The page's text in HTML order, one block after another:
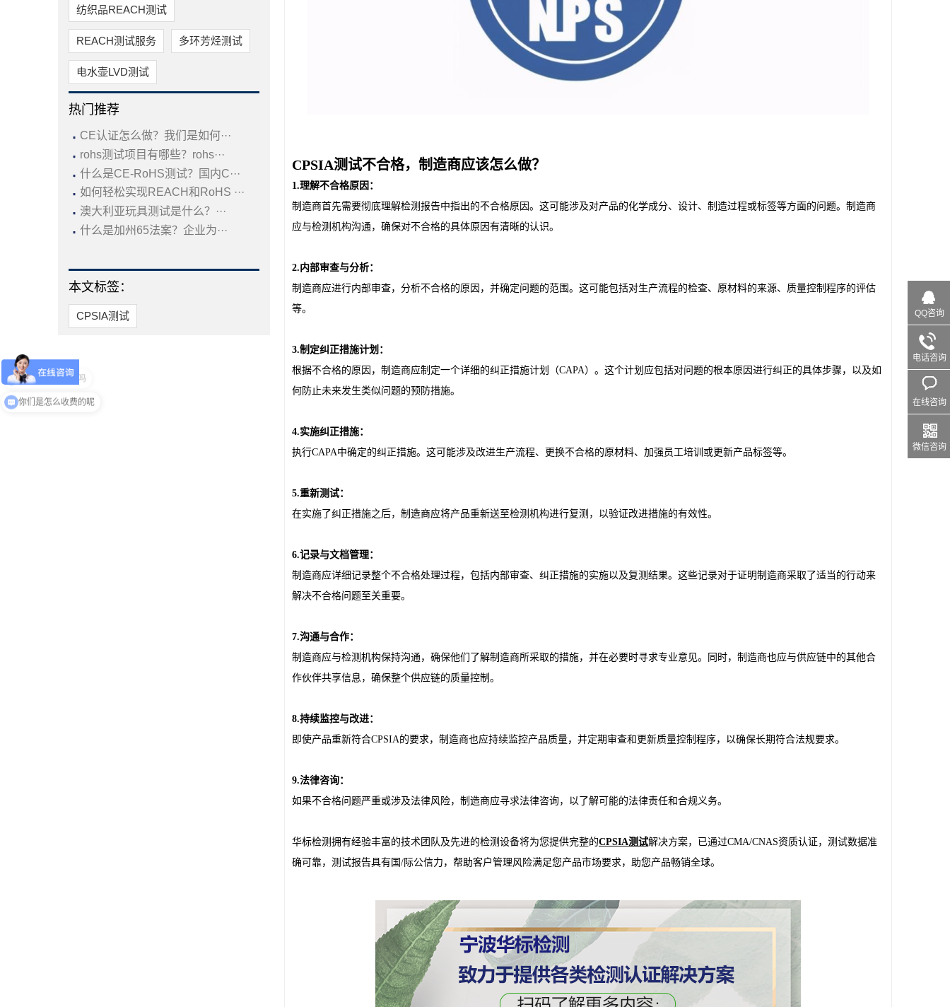
纺织品REACH测试
REACH测试服务 多环芳烃测试
电水壶LVD测试
热门推荐
· CE认证怎么做？我们是如何···
· rohs测试项目有哪些？rohs···
· 什么是CE-RoHS测试？国内C···
· 如何轻松实现REACH和RoHS ···
· 澳大利亚玩具测试是什么？···
· 什么是加州65法案？企业为···
本文标签：
CPSIA测试
CPSIA测试不合格，制造商应该怎么做？
1.理解不合格原因：
制造商首先需要彻底理解检测报告中指出的不合格原因。这可能涉及对产品的化学成分、设计、制造过程或标签等方面的问题。制造商
应与检测机构沟通，确保对不合格的具体原因有清晰的认识。
2.内部审查与分析：
制造商应进行内部审查，分析不合格的原因，并确定问题的范围。这可能包括对生产流程的检查、原材料的来源、质量控制程序的评估
等。
3.制定纠正措施计划：
根据不合格的原因，制造商应制定一个详细的纠正措施计划（CAPA）。这个计划应包括对问题的根本原因进行纠正的具体步骤，以及如
何防止未来发生类似问题的预防措施。
4.实施纠正措施：
执行CAPA中确定的纠正措施。这可能涉及改进生产流程、更换不合格的原材料、加强员工培训或更新产品标签等。
5.重新测试：
在实施了纠正措施之后，制造商应将产品重新送至检测机构进行复测，以验证改进措施的有效性。
6.记录与文档管理：
制造商应详细记录整个不合格处理过程，包括内部审查、纠正措施的实施以及复测结果。这些记录对于证明制造商采取了适当的行动来
解决不合格问题至关重要。
7.沟通与合作：
制造商应与检测机构保持沟通，确保他们了解制造商所采取的措施，并在必要时寻求专业意见。同时，制造商也应与供应链中的其他合
作伙伴共享信息，确保整个供应链的质量控制。
8.持续监控与改进：
即使产品重新符合CPSIA的要求，制造商也应持续监控产品质量，并定期审查和更新质量控制程序，以确保长期符合法规要求。
9.法律咨询：
如果不合格问题严重或涉及法律风险，制造商应寻求法律咨询，以了解可能的法律责任和合规义务。
华标检测拥有经验丰富的技术团队及先进的检测设备将为您提供完整的CPSIA测试解决方案，已通过CMA/CNAS资质认证，测试数据准
确可靠，测试报告具有国/际公信力，帮助客户管理风险满足您产品市场要求，助您产品畅销全球。
QQ咨询
电话咨询
在线咨询
微信咨询
现在有优惠活动吗